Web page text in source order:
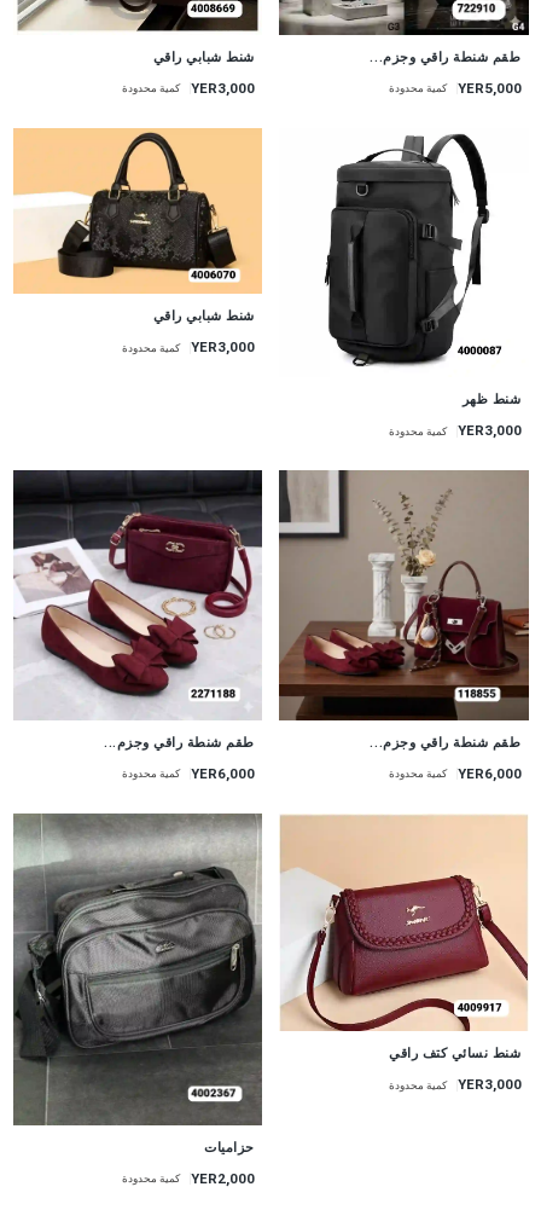
طقم شنطة راقي وجزم...
YER5,000 كمية محدودة
شنط شبابي راقي
YER3,000 كمية محدودة
شنط ظهر
YER3,000 كمية محدودة
شنط شبابي راقي
YER3,000 كمية محدودة
طقم شنطة راقي وجزم...
YER6,000 كمية محدودة
طقم شنطة راقي وجزم...
YER6,000 كمية محدودة
شنط نسائي كتف راقي
YER3,000 كمية محدودة
حزاميات
YER2,000 كمية محدودة